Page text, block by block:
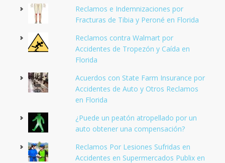
Reclamos e Indemnizaciones por
Fracturas de Tibia y Peroné en Florida
Reclamos contra Walmart por
Accidentes de Tropezón y Caída en
Florida
Acuerdos con State Farm Insurance por
Accidentes de Auto y Otros Reclamos
en Florida
¿Puede un peatón atropellado por un
auto obtener una compensación?
Reclamos Por Lesiones Sufridas en
Accidentes en Supermercados Publix en